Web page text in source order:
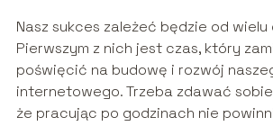
Nasz sukces zależeć będzie od wielu
Pierwszym z nich jest czas, który
poświęcić na budowę i rozwój
internetowego. Trzeba zdawać
że pracując po godzinach nie